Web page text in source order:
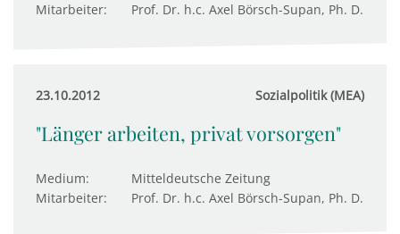
Mitarbeiter:
Prof. Dr. h.c. Axel Börsch-Supan, Ph. D.
23.10.2012 Sozialpolitik (MEA)
"Länger arbeiten, privat vorsorgen"
Medium:
Mitteldeutsche Zeitung
Mitarbeiter:
Prof. Dr. h.c. Axel Börsch-Supan, Ph. D.